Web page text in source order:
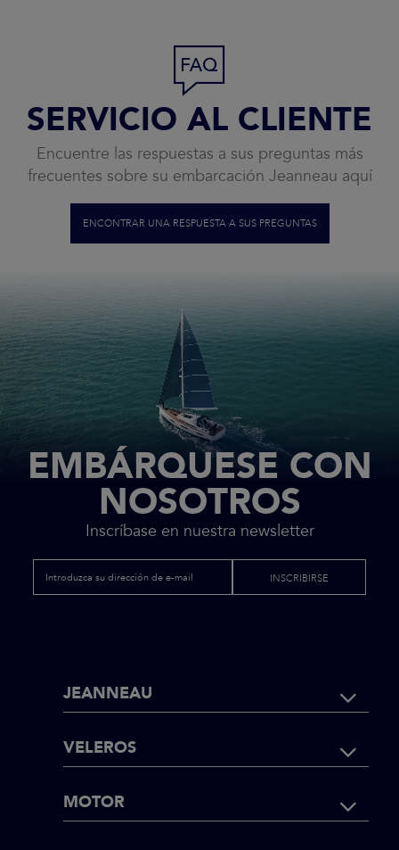
SERVICIO AL CLIENTE
Encuentre las respuestas a sus preguntas más
frecuentes sobre su embarcación Jeanneau aquí
ENCONTRAR UNA RESPUESTA A SUS PREGUNTAS
EMBÁRQUESE CON
NOSOTROS
Inscríbase en nuestra newsletter
INSCRIBIRSE
JEANNEAU
VELEROS
MOTOR